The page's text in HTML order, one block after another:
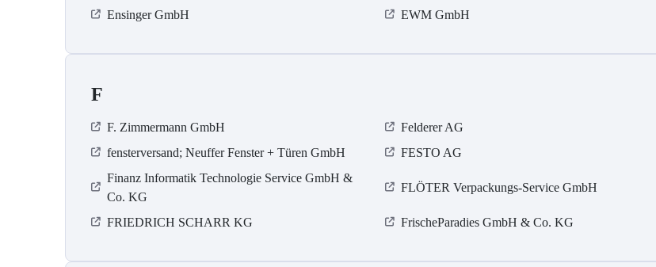
Ensinger GmbH
EWM GmbH
F
F. Zimmermann GmbH Felderer AG
fensterversand; Neuffer Fenster + Türen GmbH
FESTO AG
Finanz Informatik Technologie Service GmbH &
Co. KG
FLÖTER Verpackungs-Service GmbH
FRIEDRICH SCHARR KG FrischeParadies GmbH & Co. KG